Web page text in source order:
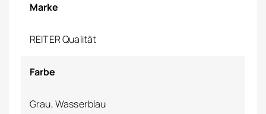
Marke
REITER Qualität
Farbe
Grau, Wasserblau